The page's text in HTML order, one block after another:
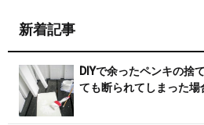
新着記事
DIYで余ったペンキの捨
ても断られてしまった場